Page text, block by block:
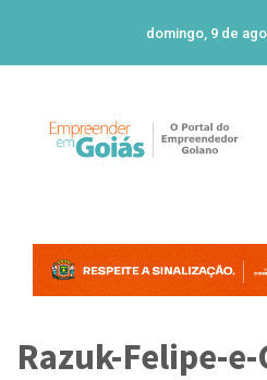
domingo, 9 de
Razuk-Felipe-